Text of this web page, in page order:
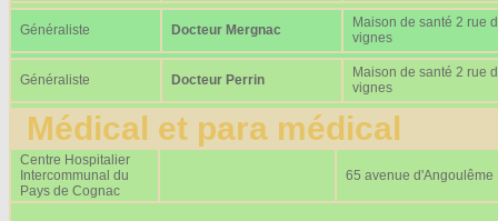
Généraliste Docteur Mergnac
Maison de santé 2 rue
vignes
Généraliste Docteur Perrin
Maison de santé 2 rue
vignes
Médical et para médical
Centre Hospitalier
Intercommunal du
Pays de Cognac
65 avenue d'Angoulême